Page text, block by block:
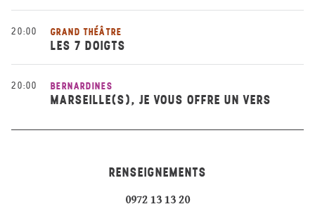
20:00 GRAND THÉÂTRE
LES 7 DOIGTS
20:00 BERNARDINES
MARSEILLE(S), JE VOUS OFFRE UN VERS
RENSEIGNEMENTS
0972 13 13 20